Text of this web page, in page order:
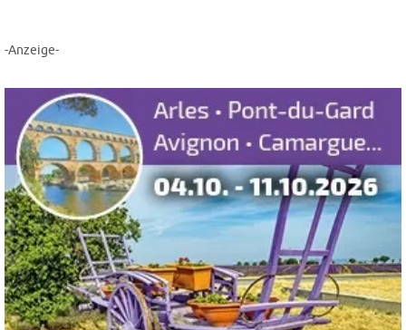
-Anzeige-